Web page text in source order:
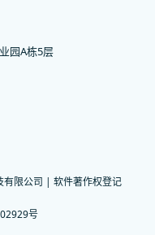
园A栋5层
有限公司 | 软件著作权登记
号